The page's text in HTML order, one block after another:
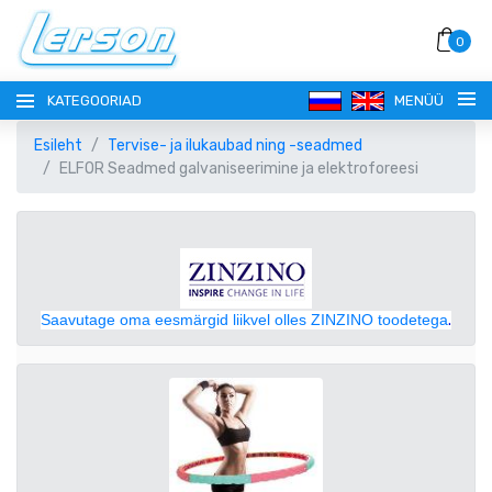
0
KATEGOORIAD MENÜÜ
РУССКИЙ
VALUUTA
Esileht
Tervise- ja ilukaubad ning -seadmed
ELFOR Seadmed galvaniseerimine ja elektroforeesi
Saavutage oma eesmärgid liikvel olles ZINZINO toodetega.